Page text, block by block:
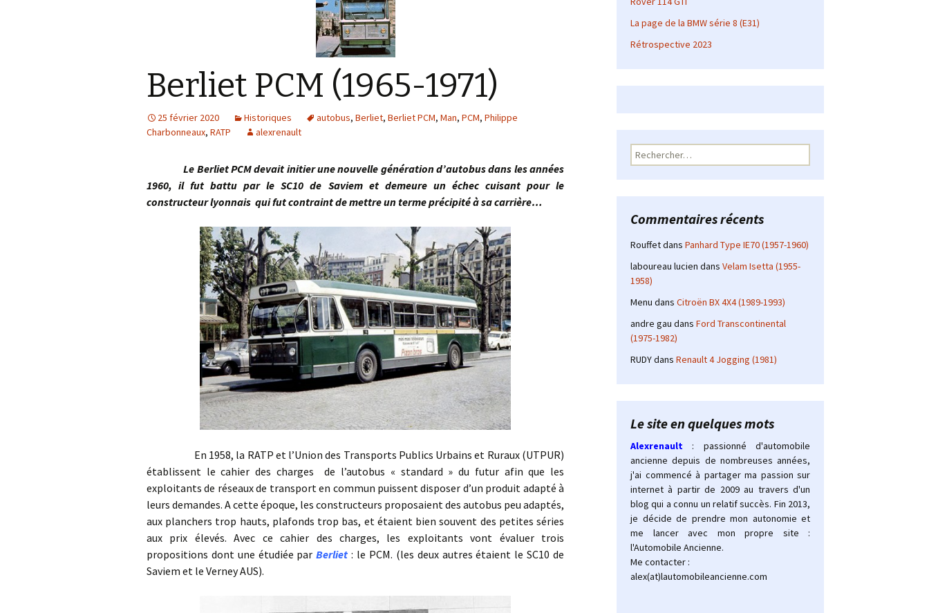
Berliet PCM (1965-1971)
25 février 2020 Historiques autobus, Berliet, Berliet PCM, Man, PCM, Philippe
Charbonneaux, RATP alexrenault
Le Berliet PCM devait initier une nouvelle génération d’autobus dans les années
1960, il fut battu par le SC10 de Saviem et demeure un échec cuisant pour le
constructeur lyonnais qui fut contraint de mettre un terme précipité à sacarrière…
En 1958, la RATP et l’Union des Transports Publics Urbains et Ruraux (UTPUR)
établissent le cahier des charges de l’autobus « standard » du futur afin que les
exploitants de réseaux de transport en commun puissent disposer d’un produit adapté à
leurs demandes. A cette époque, les constructeurs proposaient des autobus peu adaptés,
aux planchers trop hauts, plafonds trop bas, et étaient bien souvent des petites séries
aux prix élevés. Avec ce cahier des charges, les exploitants vont évaluer trois
propositions dont une étudiée parBerliet : le PCM. (les deux autres étaient le SC10 de
Saviem et le Verney AUS).
La page de la BMW série 8 (E31)
Rétrospective 2023
Rechercher :
Commentaires récents
Rouffetdans Panhard Type IE70 (1957-1960)
laboureau lucien dans Velam Isetta (1955-
1958)
Menu dans Citroën BX 4X4 (1989-1993)
andre gau dans Ford Transcontinental
(1975-1982)
RUDYdans Renault 4 Jogging (1981)
Le site en quelques mots
Alexrenault
: passionné d'automobile
ancienne depuis de nombreuses années,
j'ai commencé à partager ma passion sur
internet à partir de 2009 au travers d'un
blog qui a connu un relatif succès. Fin 2013,
je décide de prendre mon autonomie et
me lancer avec mon propre site :
l'Automobile Ancienne.
Me contacter :
alex(at)lautomobileancienne.com